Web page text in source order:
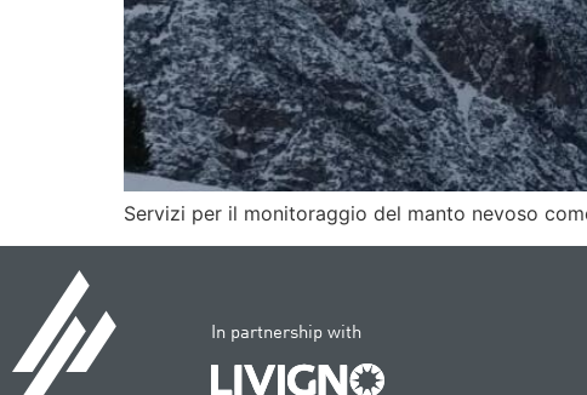
Servizi per il monitoraggio del manto nevoso
In partnership with